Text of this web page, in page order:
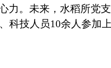
力。未来，水稻所党
科技人员10余人参加